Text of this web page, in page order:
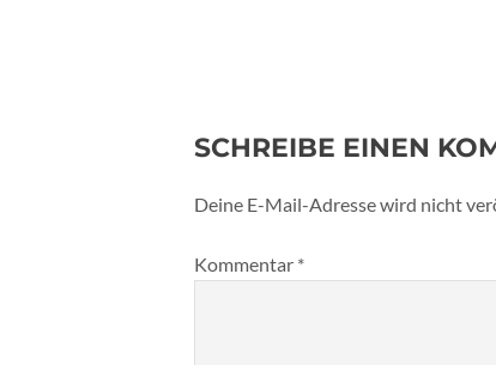
SCHREIBE EINEN
Deine E-Mail-Adresse wird nicht
Kommentar *